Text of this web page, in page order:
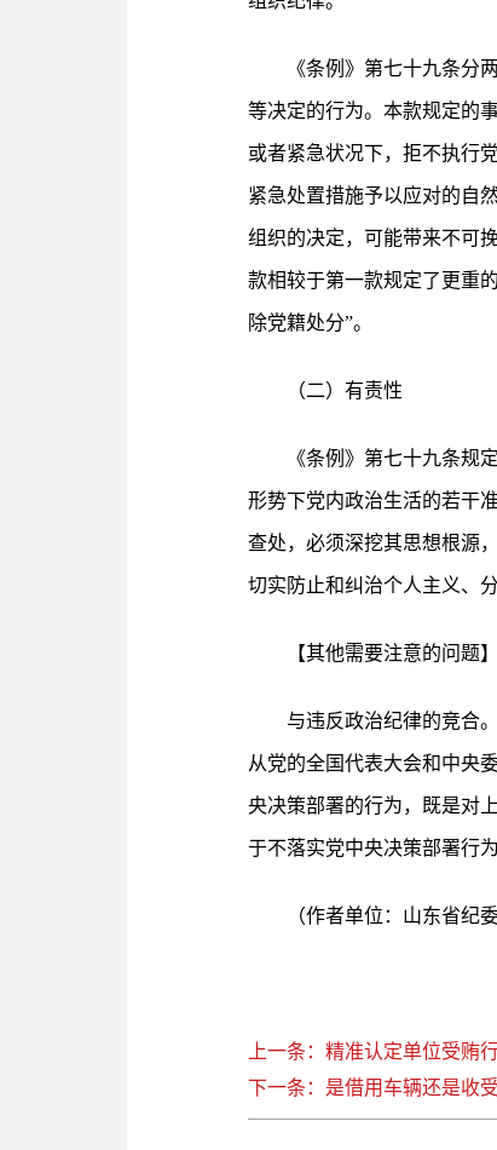
《条例》第七十九条分
等决定的行为。本款规定的
或者紧急状况下，拒不执行
紧急处置措施予以应对的自
组织的决定，可能带来不可
款相较于第一款规定了更重
除党籍处分”。
（二）有责性
《条例》第七十九条规
形势下党内政治生活的若干
查处，必须深挖其思想根源
切实防止和纠治个人主义、
【其他需要注意的问题】
与违反政治纪律的竞合
从党的全国代表大会和中央
央决策部署的行为，既是对
于不落实党中央决策部署行
（作者单位：山东省纪
上一条：精准认定单位受贿
下一条：是借用车辆还是收受